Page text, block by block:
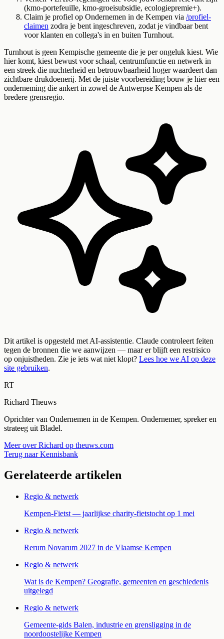
(kmo-portefeuille, kmo-groeisubsidie, ecologiepremie+).
Claim je profiel op Ondernemen in de Kempen via /profiel-
claimen zodra je bent ingeschreven, zodat je vindbaar bent
voor klanten en collega's in en buiten Turnhout.
Turnhout is geen Kempische gemeente die je per ongeluk kiest. Wie
hier komt, kiest bewust voor schaal, centrumfunctie en netwerk in
een streek die nuchterheid en betrouwbaarheid hoger waardeert dan
zichtbare drukdoenerij. Met de juiste voorbereiding bouw je hier een
onderneming die ankert in zowel de Antwerpse Kempen als de
bredere grensregio.
Dit artikel is opgesteld met AI-assistentie. Claude controleert feiten
tegen de bronnen die we aanwijzen — maar er blijft een restrisico
op onjuistheden. Zie je iets wat niet klopt? Lees hoe we AI op deze
site gebruiken.
RT
Richard Theuws
Oprichter van Ondernemen in de Kempen. Ondernemer, spreker en
strateeg uit Bladel.
Meer over Richard op theuws.com
Terug naar Kennisbank
Gerelateerde artikelen
Regio & netwerk
Kempen-Fietst — jaarlijkse charity-fietstocht op 1 mei
Regio & netwerk
Rerum Novarum 2027 in de Vlaamse Kempen
Regio & netwerk
Wat is de Kempen? Geografie, gemeenten en geschiedenis
uitgelegd
Regio & netwerk
Gemeente-gids Balen, industrie en grensligging in de
noordoostelijke Kempen